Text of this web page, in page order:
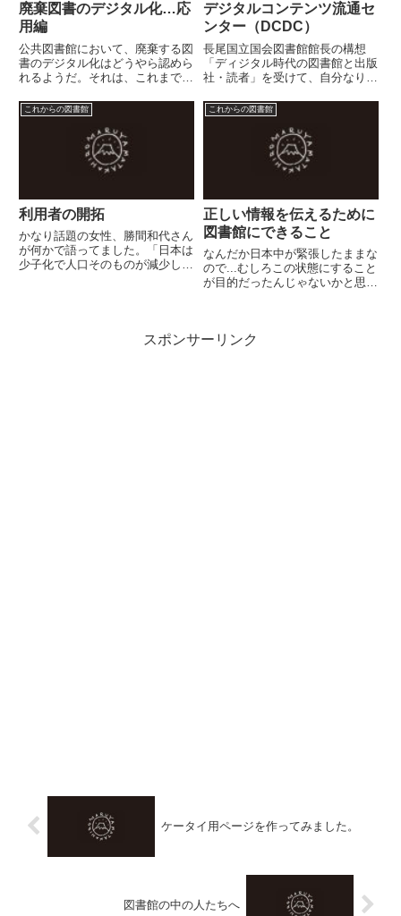
廃棄図書のデジタル化…応
用編
公共図書館において、廃棄する図
書のデジタル化はどうやら認めら
れるようだ。それは、これまでに
マイクロフィルム化、マイクロフ
ィッシュ化が認められていたこと
による。もちろん現物は図書館か
ら廃棄されなければ違法とな
デジタルコンテンツ流通セ
ンター（DCDC）
長尾国立国会図書館館長の構想
「ディジタル時代の図書館と出版
社・読者」を受けて、自分なりに
でイメージしているのがこれ デ
ジタルコンテンツ流通センター
Digital Contents Delivery Cente...
これからの図書館
利用者の開拓
かなり話題の女性、勝間和代さん
が何かで語ってました。「日本は
少子化で人口そのものが減少して
ければ生き残っていけない」み
これからの図書館
正しい情報を伝えるために
図書館にできること
なんだか日本中が緊張したままな
ので...むしろこの状態にすること
が目的だったんじゃないかと思え
報を伝える］ために、公共図書館
スポンサーリンク
ケータイ用ページを作ってみました。
図書館の中の人たちへ